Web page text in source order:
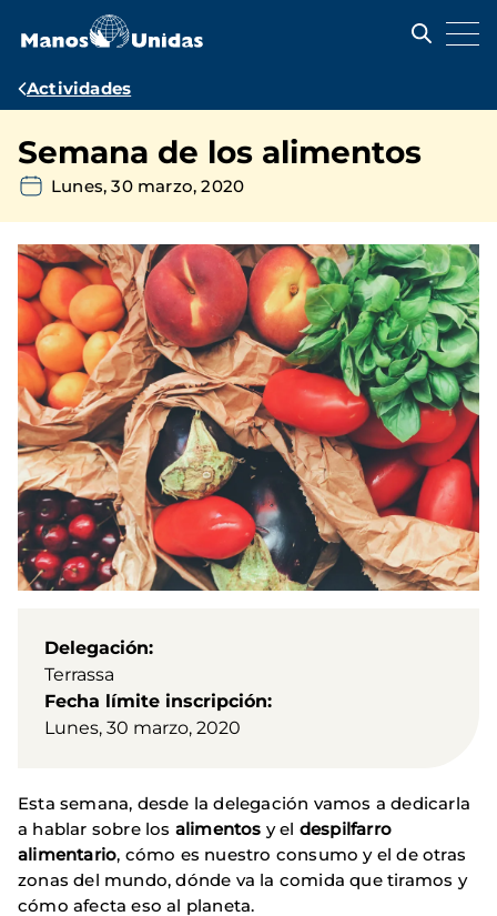
contenido
Ruta
navegación
Actividades
Semana de los alimentos
Lunes, 30 marzo, 2020
Delegación
Terrassa
Fecha límite inscripción
Lunes, 30 marzo, 2020
Esta semana, desde la delegación vamos a dedicarla
a hablar sobre los alimentos y el despilfarro
alimentario, cómo es nuestro consumo y el de otras
zonas del mundo, dónde va la comida que tiramos y
cómo afecta eso al planeta.